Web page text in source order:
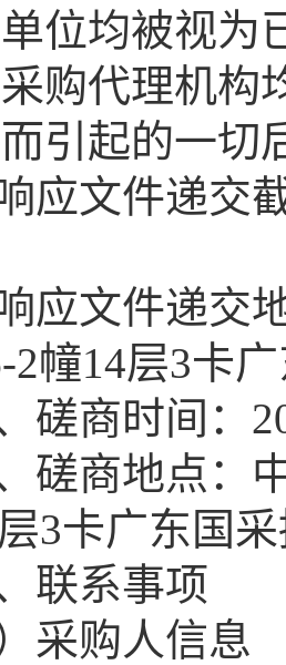
位均被视为
购代理机构
引起的一切
文件递交截
文件递交地
2幢14层3卡
商时间：
商地点：中
3卡广东国
系事项
购人信息